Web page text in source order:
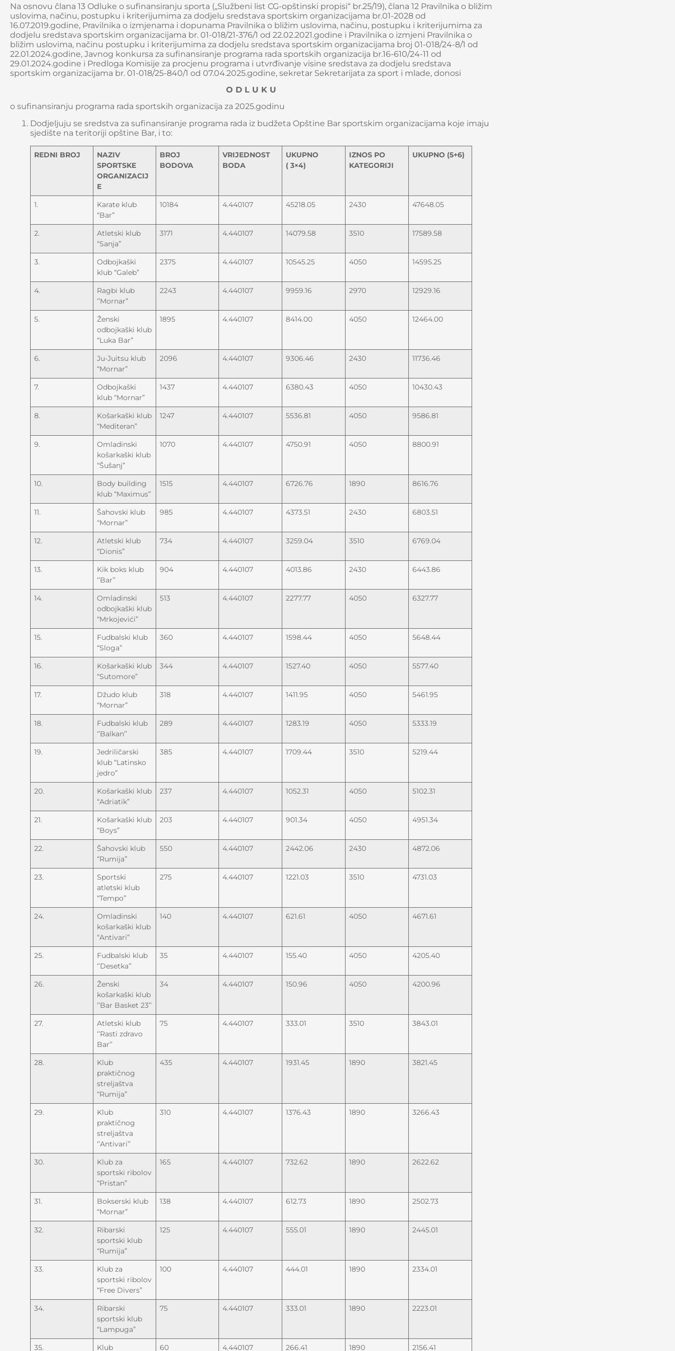
Na osnovu člana 13 Odluke o sufinansiranju sporta („Službeni list CG-opštinski propisi“ br.25/19), člana 12 Pravilnika o bližim
uslovima, načinu, postupku i kriterijumima za dodjelu sredstava sportskim organizacijama br.01-2028 od
16.07.2019.godine, Pravilnika o izmjenama i dopunama Pravilnika o bližim uslovima, načinu, postupku i kriterijumima za
dodjelu sredstava sportskim organizacijama br. 01-018/21-376/1 od 22.02.2021.godine i Pravilnika o izmjeni Pravilnika o
bližim uslovima, načinu postupku i kriterijumima za dodjelu sredstava sportskim organizacijama broj 01-018/24-8/1 od
22.01.2024.godine, Javnog konkursa za sufinansiranje programa rada sportskih organizacija br.16-610/24-11 od
29.01.2024.godine i Predloga Komisije za procjenu programa i utvrđivanje visine sredstava za dodjelu sredstava
sportskim organizacijama br. 01-018/25-840/1 od 07.04.2025.godine, sekretar Sekretarijata za sport i mlade, donosi
O D L U K U
o sufinansiranju programa rada sportskih organizacija za 2025.godinu
Dodjeljuju se sredstva za sufinansiranje programa rada iz budžeta Opštine Bar sportskim organizacijama koje imaju
sjedište na teritoriji opštine Bar, i to:
REDNI BROJ
NAZIV
SPORTSKE
ORGANIZACIJ
E
BROJ
BODOVA
VRIJEDNOST
BODA
UKUPNO
( 3×4)
IZNOS PO
KATEGORIJI
UKUPNO (5+6)
1.
Karate klub
“Bar”
10184 4.440107 45218.05 2430 47648.05
2.
Atletski klub
“Sanja”
3171 4.440107 14079.58 3510 17589.58
3.
Odbojkaški
klub “Galeb”
2375 4.440107 10545.25 4050 14595.25
4.
Ragbi klub
‘’Mornar”
2243 4.440107 9959.16 2970 12929.16
5.
Ženski
odbojkaški klub
“Luka Bar”
1895 4.440107 8414.00 4050 12464.00
6.
Ju-Juitsu klub
“Mornar”
2096 4.440107 9306.46 2430 11736.46
7.
Odbojkaški
klub “Mornar”
1437 4.440107 6380.43 4050 10430.43
8.
Košarkaški klub
“Mediteran”
1247 4.440107 5536.81 4050 9586.81
9.
Omladinski
košarkaški klub
“Šušanj”
1070 4.440107 4750.91 4050 8800.91
10.
Body building
klub “Maximus”
1515 4.440107 6726.76 1890 8616.76
11.
Šahovski klub
“Mornar”
985 4.440107 4373.51 2430 6803.51
12.
Atletski klub
“Dionis”
734 4.440107 3259.04 3510 6769.04
13.
Kik boks klub
‘’Bar’’
904 4.440107 4013.86 2430 6443.86
14.
Omladinski
odbojkaški klub
“Mrkojevići”
513 4.440107 2277.77 4050 6327.77
15.
Fudbalski klub
“Sloga”
360 4.440107 1598.44 4050 5648.44
16.
Košarkaški klub
“Sutomore”
344 4.440107 1527.40 4050 5577.40
17.
Džudo klub
“Mornar”
318 4.440107 1411.95 4050 5461.95
18.
Fudbalski klub
‘’Balkan’’
289 4.440107 1283.19 4050 5333.19
19.
Jedriličarski
klub “Latinsko
jedro”
385 4.440107 1709.44 3510 5219.44
20.
Košarkaški klub
“Adriatik”
237 4.440107 1052.31 4050 5102.31
21.
Košarkaški klub
“Boys”
203 4.440107 901.34 4050 4951.34
22.
Šahovski klub
“Rumija”
550 4.440107 2442.06 2430 4872.06
23.
Sportski
atletski klub
“Tempo”
275 4.440107 1221.03 3510 4731.03
24.
Omladinski
košarkaški klub
“Antivari”
140 4.440107 621.61 4050 4671.61
25.
Fudbalski klub
‘’Desetka’’
35 4.440107 155.40 4050 4205.40
26.
Ženski
košarkaški klub
‘’Bar Basket 23’’
34 4.440107 150.96 4050 4200.96
27.
Atletski klub
‘’Rasti zdravo
Bar’’
75 4.440107 333.01 3510 3843.01
28.
Klub
praktičnog
streljaštva
“Rumija”
435 4.440107 1931.45 1890 3821.45
29.
Klub
praktičnog
streljaštva
‘’Antivari’’
310 4.440107 1376.43 1890 3266.43
30.
Klub za
sportski ribolov
“Pristan”
165 4.440107 732.62 1890 2622.62
31.
Bokserski klub
“Mornar”
138 4.440107 612.73 1890 2502.73
32.
Ribarski
sportski klub
“Rumija”
125 4.440107 555.01 1890 2445.01
33.
Klub za
sportski ribolov
“Free Divers”
100 4.440107 444.01 1890 2334.01
34.
Ribarski
sportski klub
“Lampuga”
75 4.440107 333.01 1890 2223.01
35. Klub 60 4.440107 266.41 1890 2156.41